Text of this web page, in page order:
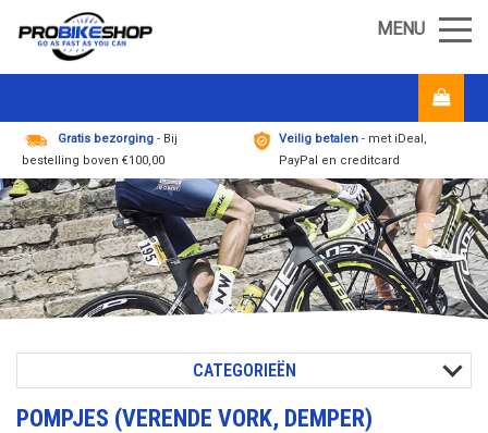
MENU
Gratis bezorging - Bij
bestelling boven €100,00
Veilig betalen - met iDeal,
PayPal en creditcard
CATEGORIEËN
POMPJES (VERENDE VORK, DEMPER)